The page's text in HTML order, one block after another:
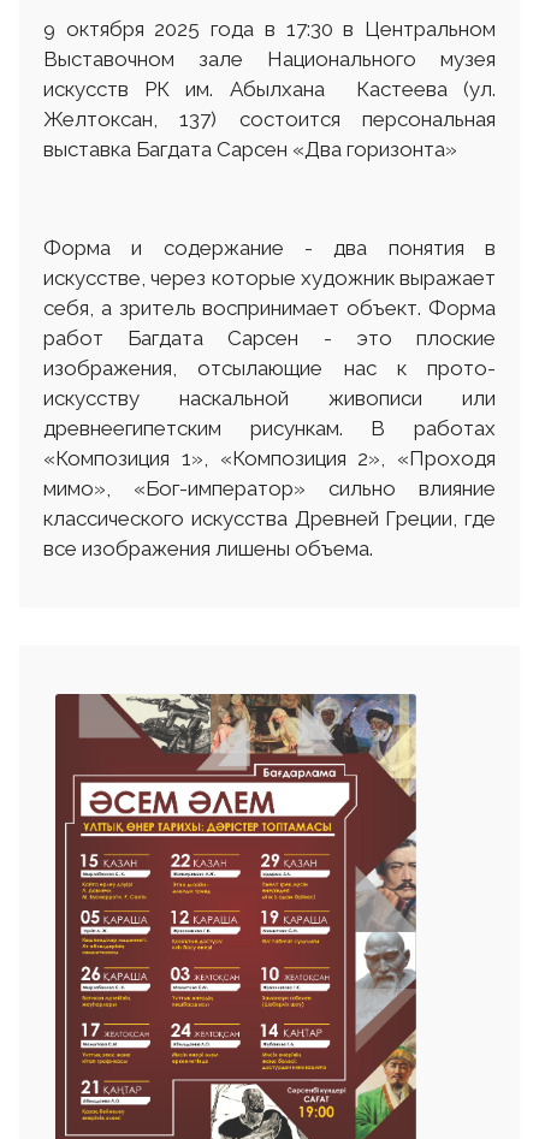
9 октября 2025 года в 17:30 в Центральном
Выставочном зале Национального музея
искусств РК им. Абылхана Кастеева (ул.
Желтоксан, 137) состоится персональная
выставка Багдата Сарсен «Два горизонта»
Форма и содержание - два понятия в
искусстве, через которые художник выражает
себя, а зритель воспринимает объект. Форма
работ Багдата Сарсен - это плоские
изображения, отсылающие нас к прото-
искусству наскальной живописи или
древнеегипетским рисункам. В работах
«Композиция 1», «Композиция 2», «Проходя
мимо», «Бог-император» сильно влияние
классического искусства Древней Греции, где
все изображения лишены объема.